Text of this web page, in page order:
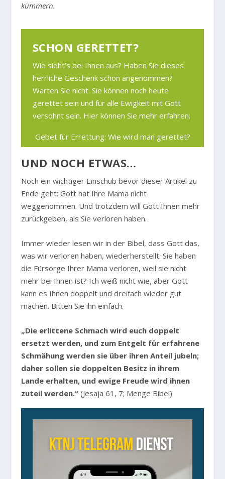
kümmern.
SCHON GERETTET?
Wie sieht’s bei Ihnen aus? Haben Sie dieses
herrliche Geschenk schon angenommen?
Warten Sie nicht. Sie können noch heute
gerettet sein und für alle Ewigkeit mit Gott
versöhnt sein. Hier können Sie mehr erfahren:
Gebet für Errettung: Wie wird man gerettet?
UND NOCH ETWAS…
Noch ein wichtiger Einschub bevor dieser Artikel zu
Ende geht: Gott hat Ihre Mama nicht
weggenommen. Und trotzdem will Gott Ihnen mehr
zurückgeben, als Sie verloren haben.
Immer wieder lesen wir in der Bibel, dass Gott das,
was wir verloren haben, wiederherstellt. Sie haben
die Fürsorge Ihrer Mama verloren, weil sie nicht
mehr bei Ihnen ist? Ich weiß nicht wie, aber Gott
kann es Ihnen doppelt und dreifach wieder gut
machen. Bitten Sie ihn einfach.
„Die erlittene Schmach wird euch doppelt
ersetzt werden, und zum Entgelt für erfahrene
Schmähung werden sie über ihren Anteil jubeln;
daher sollen sie doppelten Besitz in ihrem
Lande erhalten, und ewige Freude wird ihnen
zuteil werden.“ (Jesaja 61, 7; Menge Bibel)